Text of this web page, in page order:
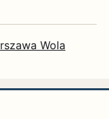
Wola